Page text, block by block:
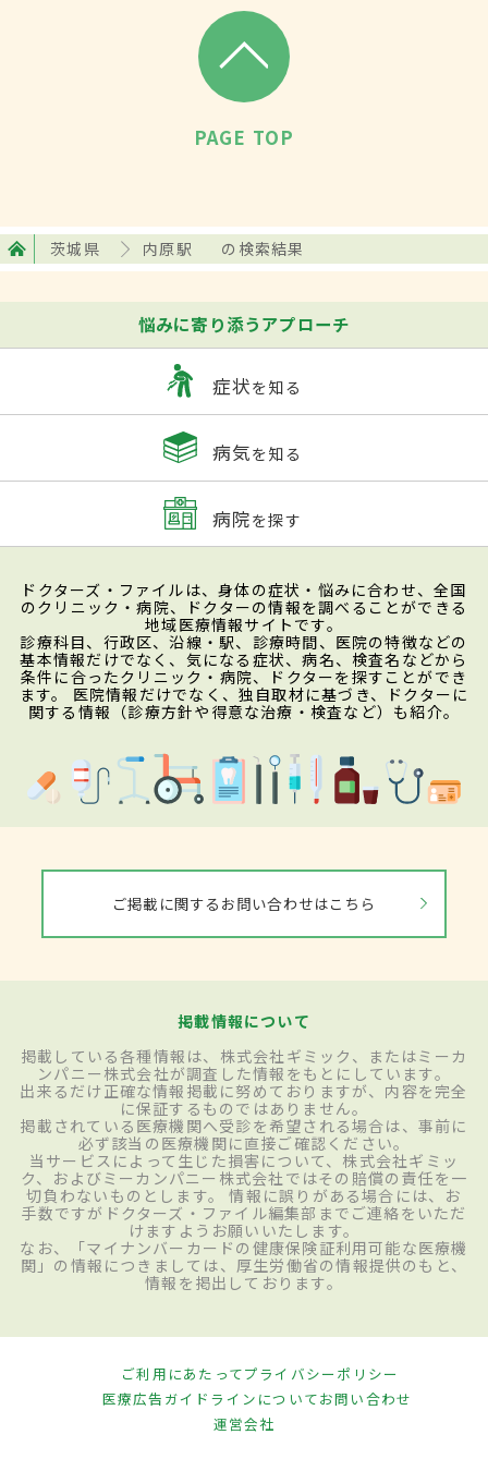
PAGE TOP
茨城県 内原駅 の検索結果
悩みに寄り添うアプローチ
症状を知る
病気を知る
病院を探す
ドクターズ・ファイルは、身体の症状・悩みに合わせ、全国
のクリニック・病院、ドクターの情報を調べることができる
地域医療情報サイトです。
診療科目、行政区、沿線・駅、診療時間、医院の特徴などの
基本情報だけでなく、気になる症状、病名、検査名などから
条件に合ったクリニック・病院、ドクターを探すことができ
ます。 医院情報だけでなく、独自取材に基づき、ドクターに
関する情報（診療方針や得意な治療・検査など）も紹介。
ご掲載に関するお問い合わせはこちら
掲載情報について
掲載している各種情報は、株式会社ギミック、またはミーカ
ンパニー株式会社が調査した情報をもとにしています。
出来るだけ正確な情報掲載に努めておりますが、内容を完全
に保証するものではありません。
掲載されている医療機関へ受診を希望される場合は、事前に
必ず該当の医療機関に直接ご確認ください。
当サービスによって生じた損害について、株式会社ギミッ
ク、およびミーカンパニー株式会社ではその賠償の責任を一
切負わないものとします。 情報に誤りがある場合には、お
手数ですがドクターズ・ファイル編集部までご連絡をいただ
けますようお願いいたします。
なお、「マイナンバーカードの健康保険証利用可能な医療機
関」の情報につきましては、厚生労働省の情報提供のもと、
情報を掲出しております。
ご利用にあたってプライバシーポリシー
医療広告ガイドラインについてお問い合わせ
運営会社